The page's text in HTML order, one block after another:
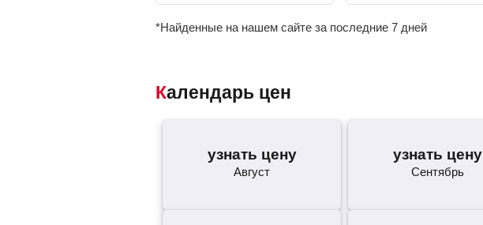
*Найденные на нашем сайте за последние 7 дней
Календарь цен
узнать цену
Август
узнать цену
Сентябрь